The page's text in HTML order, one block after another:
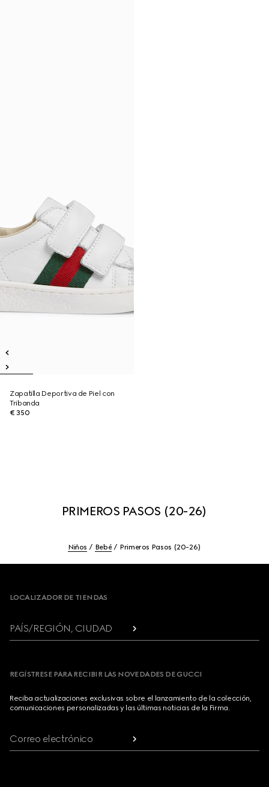
Zapatilla Deportiva de Piel con
Tribanda
€ 350
PRIMEROS PASOS (20-26)
Niños Bebé Primeros Pasos (20-26)
LOCALIZADOR DE TIENDAS
PAÍS/REGIÓN, CIUDAD
REGÍSTRESE PARA RECIBIR LAS NOVEDADES DE GUCCI
Reciba actualizaciones exclusivas sobre el lanzamiento de la colección,
comunicaciones personalizadas y las últimas noticias de la Firma.
Correo electrónico